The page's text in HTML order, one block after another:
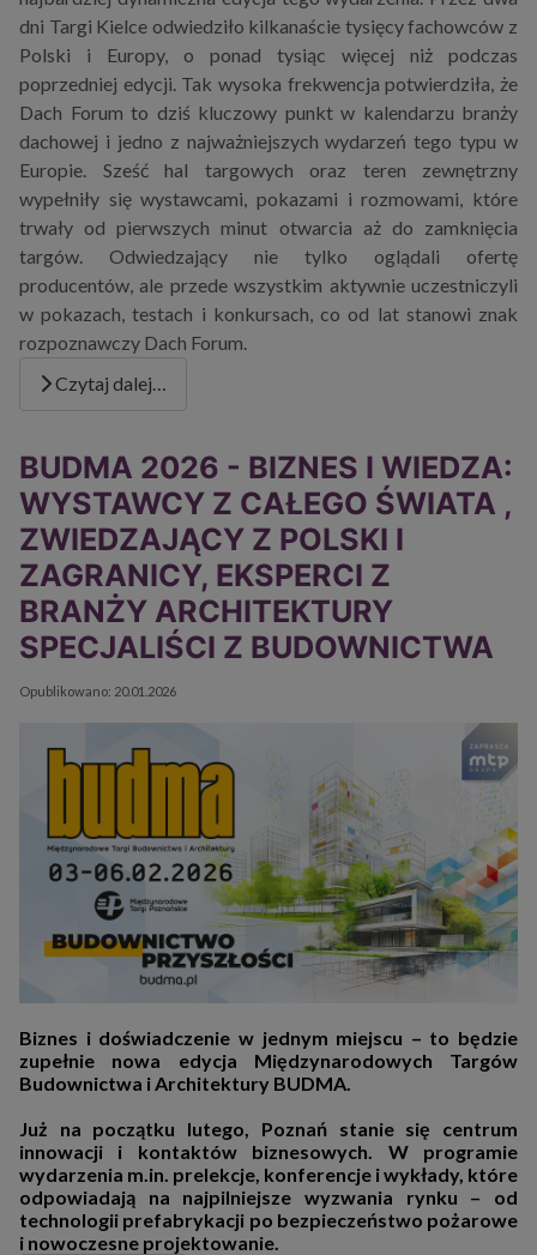
dni Targi Kielce odwiedziło kilkanaście tysięcy fachowców z
Polski i Europy, o ponad tysiąc więcej niż podczas
poprzedniej edycji . Tak wysoka frekwencja potwierdziła, że
Dach Forum to dziś kluczowy punkt w kalendarzu branży
dachowej i jedno z najważniejszych wydarzeń tego typu w
Europie. Sześć hal targowych oraz teren zewnętrzny
wypełniły się wystawcami, pokazami i rozmowami, które
trwały od pierwszych minut otwarcia aż do zamknięcia
targów. Odwiedzający nie tylko oglądali ofertę
producentów, ale przede wszystkim aktywnie uczestniczyli
w pokazach, testach i konkursach , co od lat stanowi znak
rozpoznawczy Dach Forum.
Czytaj dalej…
BUDMA 2026 - BIZNES I WIEDZA:
WYSTAWCY Z CAŁEGO ŚWIATA ,
ZWIEDZAJĄCY Z POLSKI I
ZAGRANICY, EKSPERCI Z
BRANŻY ARCHITEKTURY
SPECJALIŚCI Z BUDOWNICTWA
Szczegóły
Opublikowano: 20.01.2026
Biznes i doświadczenie w jednym miejscu – to będzie
zupełnie nowa edycja Międzynarodowych Targów
Budownictwa i Architektury BUDMA.
Już na początku lutego, Poznań stanie się centrum
innowacji i kontaktów biznesowych. W programie
wydarzenia m.in. prelekcje, konferencje i wykłady, które
odpowiadają na najpilniejsze wyzwania rynku – od
technologii prefabrykacji po bezpieczeństwo pożarowe
i nowoczesne projektowanie.